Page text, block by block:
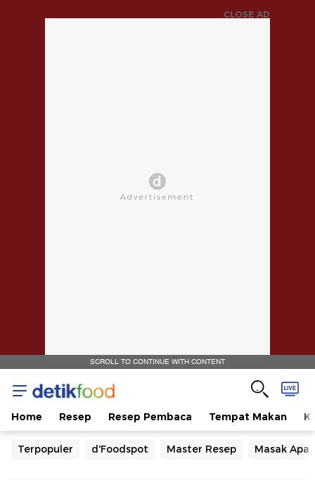
CLOSE AD
SCROLL TO CONTINUE WITH CONTENT
Home Resep Resep Pembaca Tempat Makan
Terpopuler d'Foodspot Master Resep Masak Apa